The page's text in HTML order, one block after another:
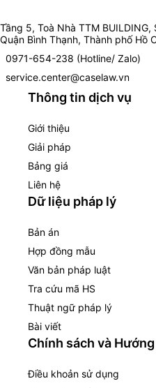
Tầng 5, Toà Nhà TTM
Quận Bình Thạnh, Thành phố Hồ
0971-654-238 (Hotline/ Zalo)
service.center@caselaw.vn
Thông tin dịch vụ
Giới thiệu
Giải pháp
Bảng giá
Liên hệ
Dữ liệu pháp lý
Bản án
Hợp đồng mẫu
Văn bản pháp luật
Tra cứu mã HS
Thuật ngữ pháp lý
Bài viết
Chính sách và
Điều khoản sử dụng